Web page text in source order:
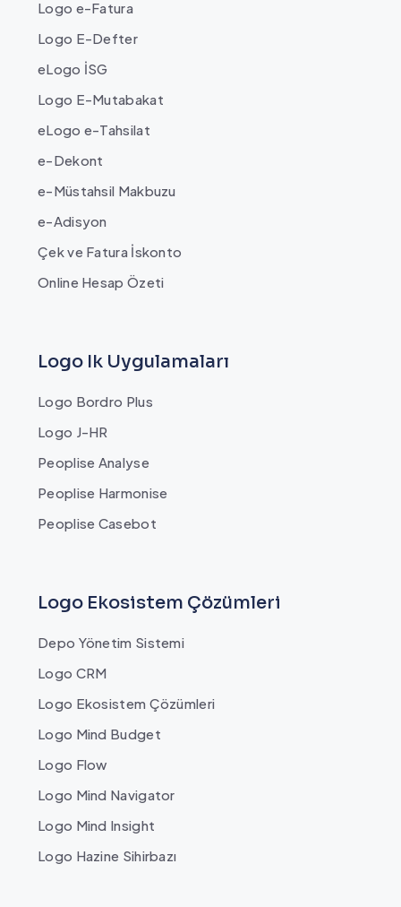
Logo e-Fatura
Logo E-Defter
eLogo İSG
Logo E-Mutabakat
eLogo e-Tahsilat
e-Dekont
e-Müstahsil Makbuzu
e-Adisyon
Çek ve Fatura İskonto
Online Hesap Özeti
Logo Ik Uygulamaları
Logo Bordro Plus
Logo J-HR
Peoplise Analyse
Peoplise Harmonise
Peoplise Casebot
Logo Ekosistem Çözümleri
Depo Yönetim Sistemi
Logo CRM
Logo Ekosistem Çözümleri
Logo Mind Budget
Logo Flow
Logo Mind Navigator
Logo Mind Insight
Logo Hazine Sihirbazı